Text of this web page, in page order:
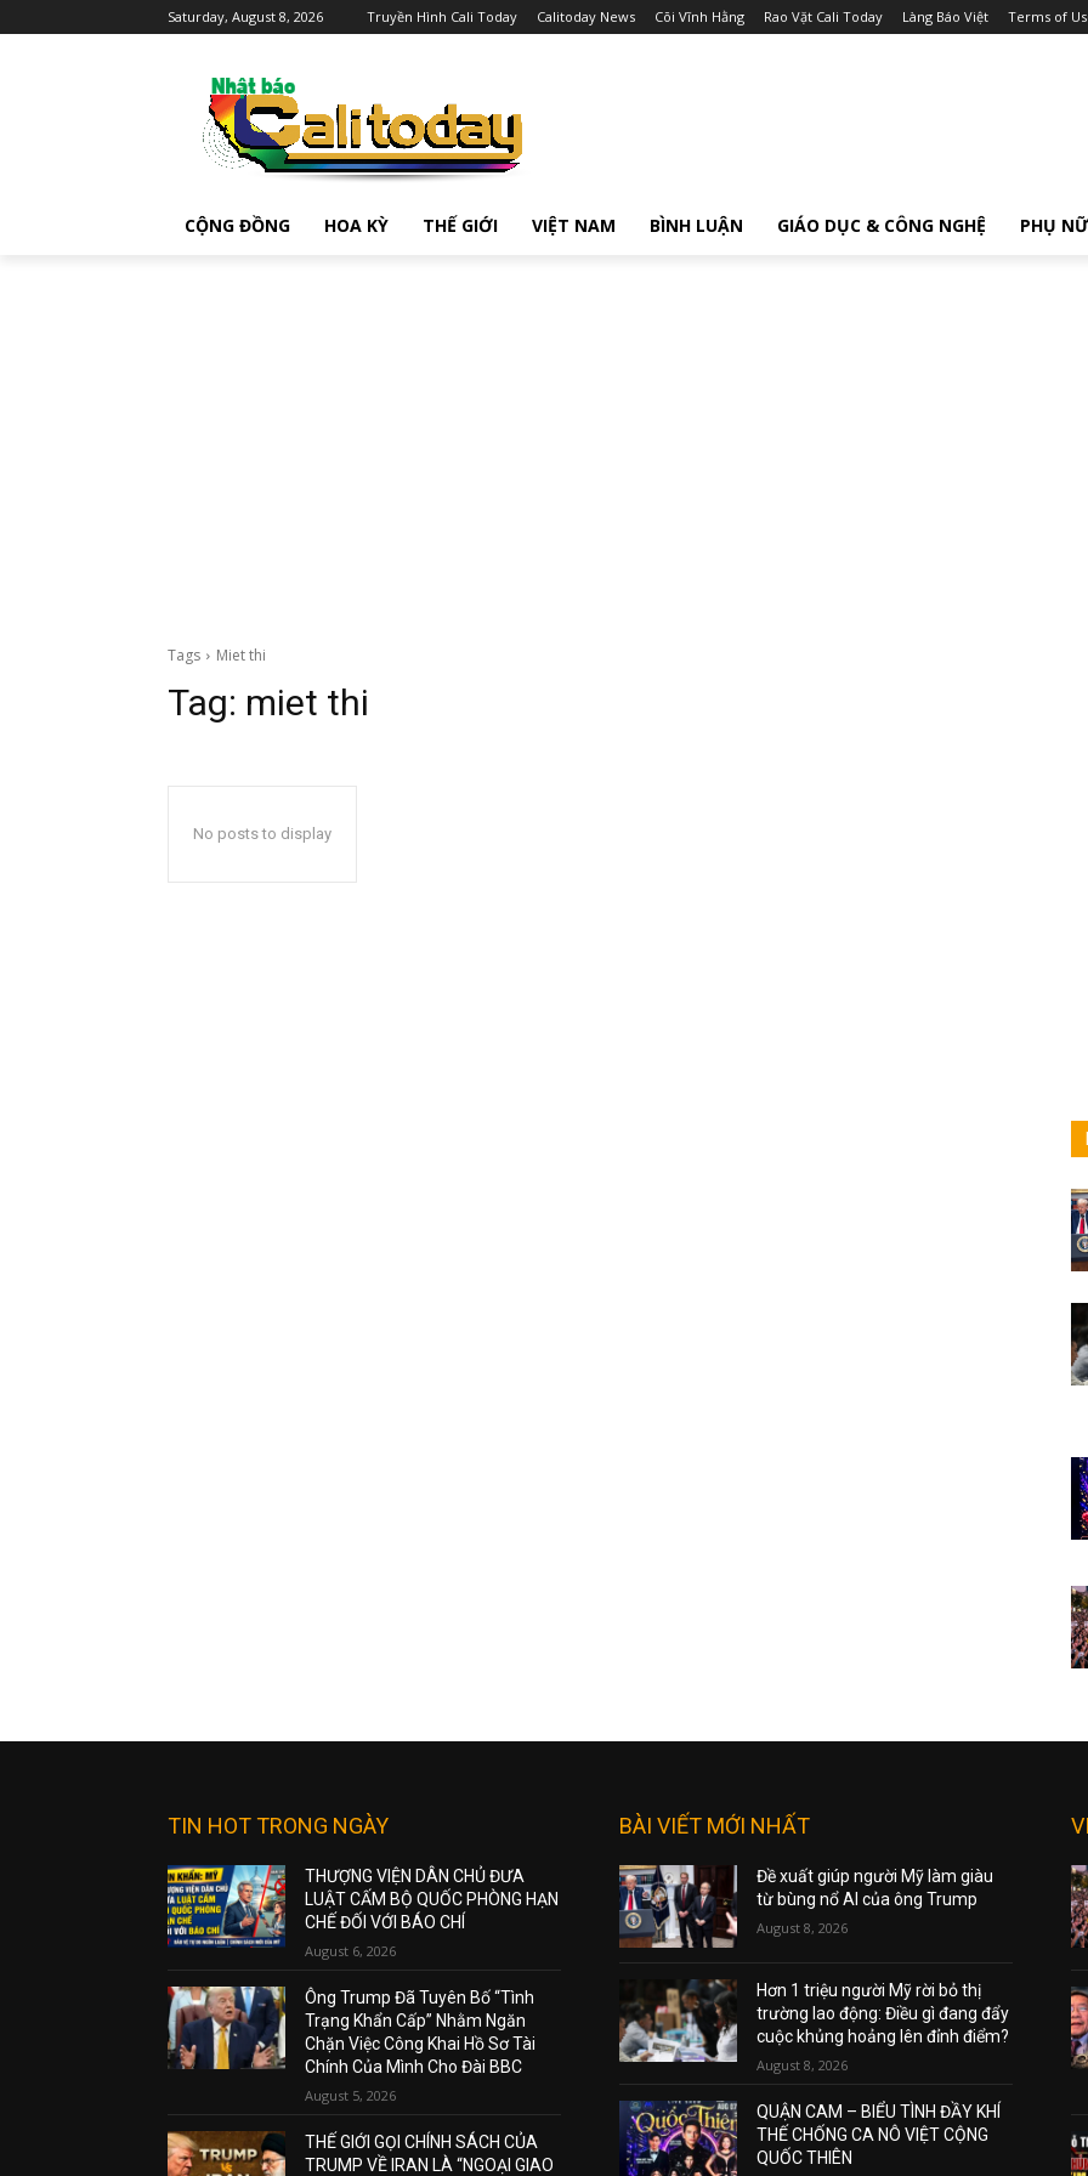
Saturday, August 8, 2026 Truyền Hình Cali Today Calitoday News Cõi Vĩnh Hằng Rao Vặt Cali Today Làng Báo Việt Terms of
CỘNG ĐỒNG HOA KỲ THẾ GIỚI VIỆT NAM BÌNH LUẬN GIÁO DỤC & CÔNG NGHỆ PHỤ NỮ
Tags Miet thi
Tag: miet thi
No posts to display
TIN HOT TRONG NGÀY
THƯỢNG VIỆN DÂN CHỦ ĐƯA
LUẬT CẤM BỘ QUỐC PHÒNG HẠN
CHẾ ĐỐI VỚI BÁO CHÍ
August 6, 2026
Ông Trump Đã Tuyên Bố “Tình
Trạng Khẩn Cấp” Nhằm Ngăn
Chặn Việc Công Khai Hồ Sơ Tài
Chính Của Mình Cho Đài BBC
August 5, 2026
THẾ GIỚI GỌI CHÍNH SÁCH CỦA
TRUMP VỀ IRAN LÀ “NGOẠI GIAO
BÀI VIẾT MỚI NHẤT
Đề xuất giúp người Mỹ làm giàu
từ bùng nổ AI của ông Trump
August 8, 2026
Hơn 1 triệu người Mỹ rời bỏ thị
trường lao động: Điều gì đang đẩy
cuộc khủng hoảng lên đỉnh điểm?
August 8, 2026
QUẬN CAM – BIỂU TÌNH ĐẦY KHÍ
THẾ CHỐNG CA NÔ VIỆT CỘNG
QUỐC THIÊN